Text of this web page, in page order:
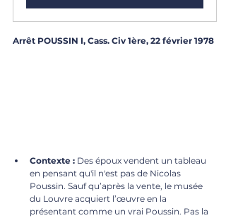
Arrêt POUSSIN I, Cass. Civ 1ère, 22 février 1978
Contexte : Des époux vendent un tableau
en pensant qu'il n'est pas de Nicolas
Poussin. Sauf qu’après la vente, le musée
du Louvre acquiert l’œuvre en la
présentant comme un vrai Poussin. Pas la